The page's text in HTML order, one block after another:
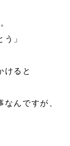
」
けると
んですが、